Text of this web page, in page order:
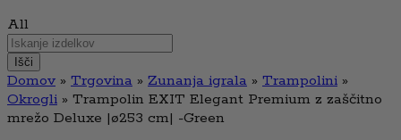
All
Išči
Domov » Trgovina » Zunanja igrala » Trampolini »
Okrogli » Trampolin EXIT Elegant Premium z zaščitno
mrežo Deluxe |ø253 cm| -Green